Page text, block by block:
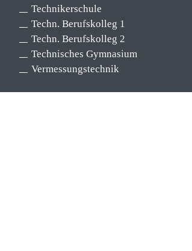
Technikerschule
Techn. Berufskolleg 1
Techn. Berufskolleg 2
Technisches Gymnasium
Vermessungstechnik